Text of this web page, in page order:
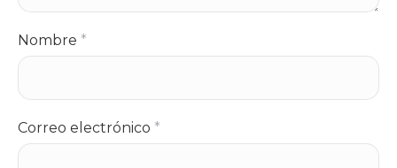
Nombre *
Correo electrónico *